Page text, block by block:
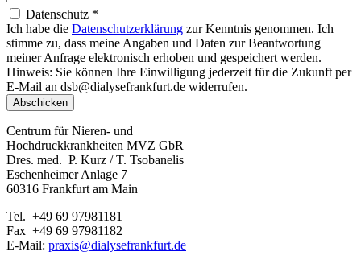
Datenschutz *
Ich habe die Datenschutzerklärung zur Kenntnis genommen. Ich
stimme zu, dass meine Angaben und Daten zur Beantwortung
meiner Anfrage elektronisch erhoben und gespeichert werden.
Hinweis: Sie können Ihre Einwilligung jederzeit für die Zukunft per
E-Mail an dsb@dialysefrankfurt.de widerrufen.
Centrum für Nieren- und
Hochdruckkrankheiten MVZ GbR
Dres. med. P. Kurz / T. Tsobanelis
Eschenheimer Anlage 7
60316 Frankfurt am Main
Tel. +49 69 97981181
Fax +49 69 97981182
E-Mail: praxis@dialysefrankfurt.de